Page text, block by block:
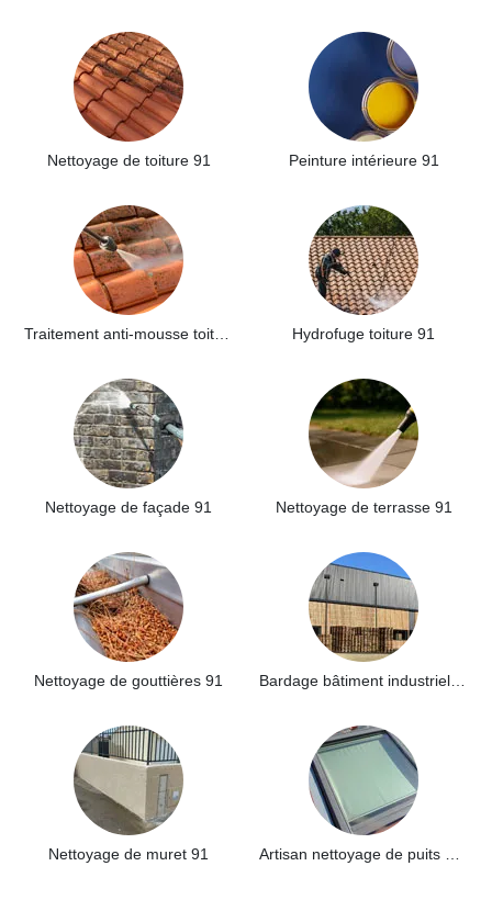
Nettoyage de toiture 91 Peinture intérieure 91
Hydrofuge toiture 91
Nettoyage de façade 91 Nettoyage de terrasse 91
Nettoyage de gouttières 91
Nettoyage de muret 91